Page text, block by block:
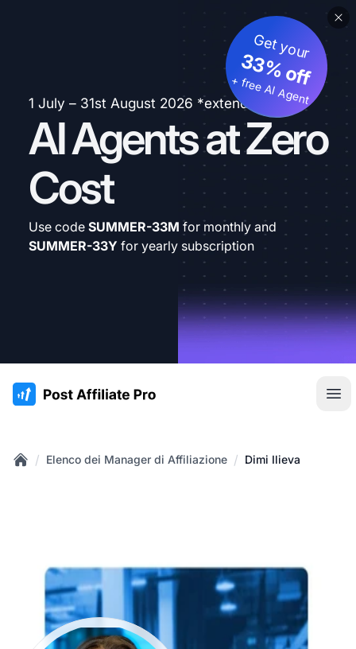
1 July – 31st August 2026 *extended
AI Agents at Zero
Cost
Get your
33% off
+ free AI Agent
Use code SUMMER-33M for monthly and
SUMMER-33Y for yearly subscription
:site.title
/ Elenco dei Manager di Affiliazione / Dimi Ilieva